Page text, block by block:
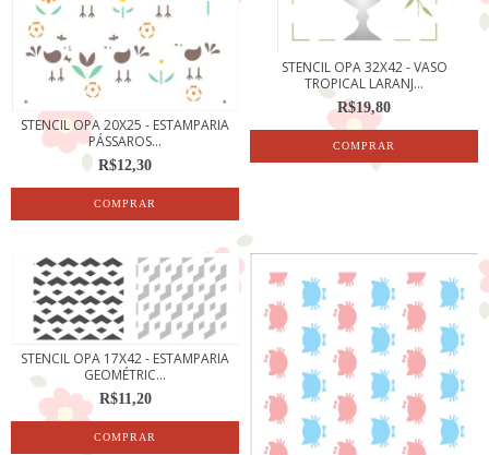
STENCIL OPA 20X25 - ESTAMPARIA
PÁSSAROS...
R$12,30
STENCIL OPA 32X42 - VASO
TROPICAL LARANJ...
R$19,80
STENCIL OPA 17X42 - ESTAMPARIA
GEOMÉTRIC...
R$11,20